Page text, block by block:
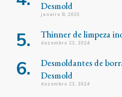
Desmold
janeiro 8, 2025
Thinner de limpeza
dezembro 23, 2024
Desmoldantes de
Desmold
dezembro 23, 2024